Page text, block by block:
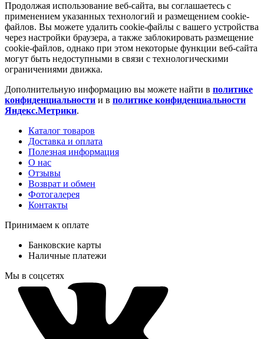
Продолжая использование веб-сайта, вы соглашаетесь с
применением указанных технологий и размещением cookie-
файлов. Вы можете удалить cookie-файлы с вашего устройства
через настройки браузера, а также заблокировать размещение
cookie-файлов, однако при этом некоторые функции веб-сайта
могут быть недоступными в связи с технологическими
ограничениями движка.
Дополнительную информацию вы можете найти в политике
конфиденциальности и в политике конфиденциальности
Яндекс.Метрики.
Каталог товаров
Доставка и оплата
Полезная информация
О нас
Отзывы
Возврат и обмен
Фотогалерея
Контакты
Принимаем к оплате
Банковские карты
Наличные платежи
Мы в соцсетях